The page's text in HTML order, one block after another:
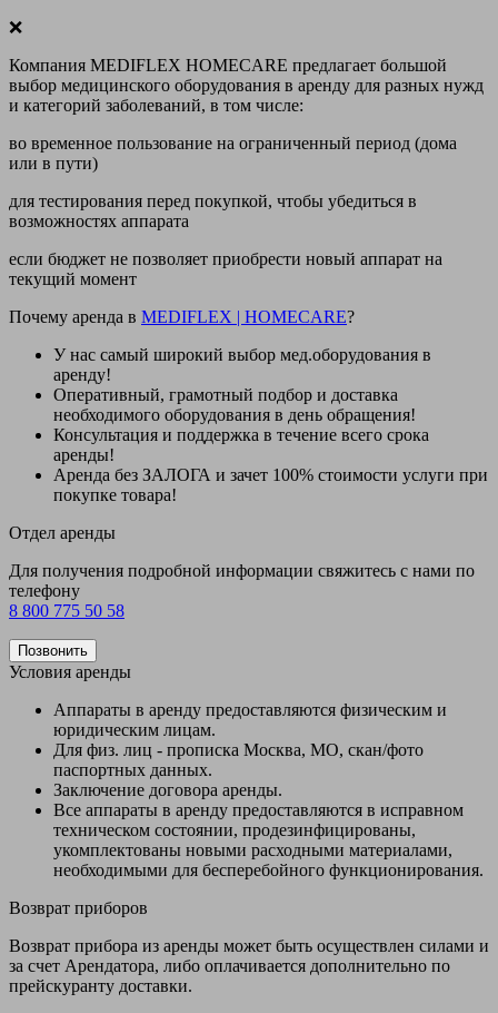
❌
Компания MEDIFLEX HOMECARE предлагает большой
выбор медицинского оборудования в аренду для разных нужд
и категорий заболеваний, в том числе:
во временное пользование на ограниченный период (дома
или в пути)
для тестирования перед покупкой, чтобы убедиться в
возможностях аппарата
если бюджет не позволяет приобрести новый аппарат на
текущий момент
Почему аренда в MEDIFLEX | HOMECARE?
У нас самый широкий выбор мед.оборудования в
аренду!
Оперативный, грамотный подбор и доставка
необходимого оборудования в день обращения!
Консультация и поддержка в течение всего срока
аренды!
Аренда без ЗАЛОГА и зачет 100% стоимости услуги при
покупке товара!
Отдел аренды
Для получения подробной информации свяжитесь с нами по
телефону
8 800 775 50 58
Позвонить
Условия аренды
Аппараты в аренду предоставляются физическим и
юридическим лицам.
Для физ. лиц - прописка Москва, МО, скан/фото
паспортных данных.
Заключение договора аренды.
Все аппараты в аренду предоставляются в исправном
техническом состоянии, продезинфицированы,
укомплектованы новыми расходными материалами,
необходимыми для бесперебойного функционирования.
Возврат приборов
Возврат прибора из аренды может быть осуществлен силами и
за счет Арендатора, либо оплачивается дополнительно по
прейскуранту доставки.